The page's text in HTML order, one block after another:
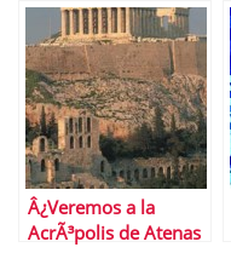
septiembre
Â¿Veremos a la
AcrÃ³polis de Atenas